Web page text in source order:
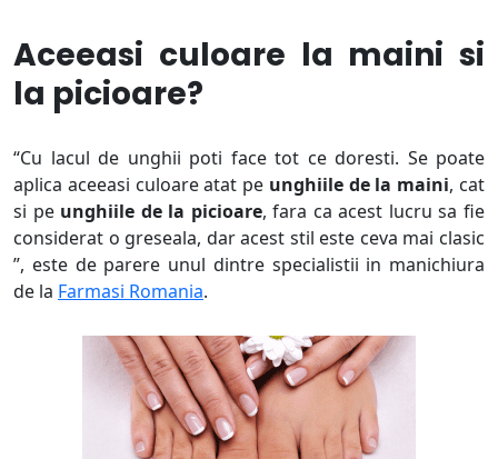
Aceeasi culoare la maini si
la picioare?
“Cu lacul de unghii poti face tot ce doresti. Se poate
aplica aceeasi culoare atat pe unghiile de la maini, cat
si pe unghiile de la picioare, fara ca acest lucru sa fie
considerat o greseala, dar acest stil este ceva mai clasic
”, este de parere unul dintre specialistii in manichiura
de la Farmasi Romania.